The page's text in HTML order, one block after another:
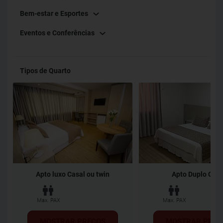
Bem-estar e Esportes
Eventos e Conferências
Tipos de Quarto
Apto luxo Casal ou twin
Max. PAX
Apto Duplo
Max. PAX